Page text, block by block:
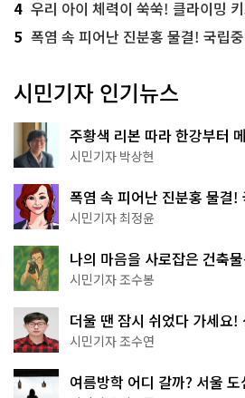
4 우리 아이 체력이 쑥쑥! 클라이밍
5 폭염 속 피어난 진분홍 물결! 국립
시민기자 인기뉴스
주황색 리본 따라 한강부터
서울둘레길 15코스
시민기자 박상현
폭염 속 피어난 진분홍 물결!
무 명소
시민기자 최정윤
나의 마음을 사로잡은 건축
상작 공개!
시민기자 조수봉
더울 땐 잠시 쉬었다 가세요!
·무더위쉼터까지
시민기자 조수연
여름방학 어디 갈까? 서울